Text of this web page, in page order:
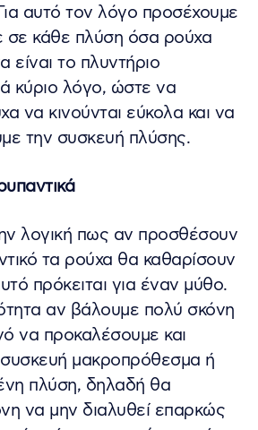
αυτό τον λόγο προσέχουμε
σε κάθε πλύση όσα ρούχα
είναι το πλυντήριο
κύριο λόγο, ώστε να
να κινούνται εύκολα και να
την συσκευή πλύσης.
λογική πως αν προσθέσουν
τα ρούχα θα καθαρίσουν
πρόκειται για έναν μύθο.
αν βάλουμε πολύ σκόνη
να προκαλέσουμε και
μακροπρόθεσμα ή
πλύση, δηλαδή θα
να μην διαλυθεί επαρκώς